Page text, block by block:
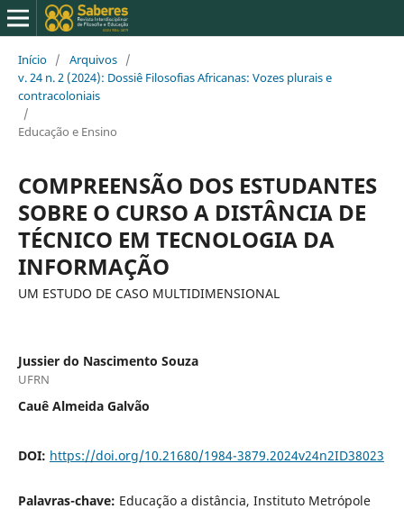
Início / Arquivos /
v. 24 n. 2 (2024): Dossiê Filosofias Africanas: Vozes plurais e
contracoloniais
/
Educação e Ensino
COMPREENSÃO DOS ESTUDANTES
SOBRE O CURSO A DISTÂNCIA DE
TÉCNICO EM TECNOLOGIA DA
INFORMAÇÃO
UM ESTUDO DE CASO MULTIDIMENSIONAL
Jussier do Nascimento Souza
UFRN
Cauê Almeida Galvão
DOI: https://doi.org/10.21680/1984-3879.2024v24n2ID38023
Palavras-chave: Educação a distância, Instituto Metrópole